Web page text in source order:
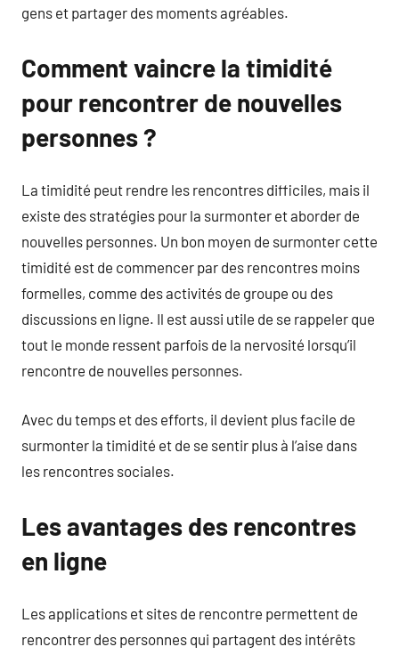
gens et partager des moments agréables.
Comment vaincre la timidité
pour rencontrer de nouvelles
personnes ?
La timidité peut rendre les rencontres difficiles, mais il
existe des stratégies pour la surmonter et aborder de
nouvelles personnes. Un bon moyen de surmonter cette
timidité est de commencer par des rencontres moins
formelles, comme des activités de groupe ou des
discussions en ligne. Il est aussi utile de se rappeler que
tout le monde ressent parfois de la nervosité lorsqu’il
rencontre de nouvelles personnes.
Avec du temps et des efforts, il devient plus facile de
surmonter la timidité et de se sentir plus à l’aise dans
les rencontres sociales.
Les avantages des rencontres
en ligne
Les applications et sites de rencontre permettent de
rencontrer des personnes qui partagent des intérêts